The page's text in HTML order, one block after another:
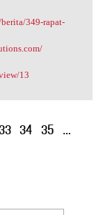
349-rapat-
13
34 35 …